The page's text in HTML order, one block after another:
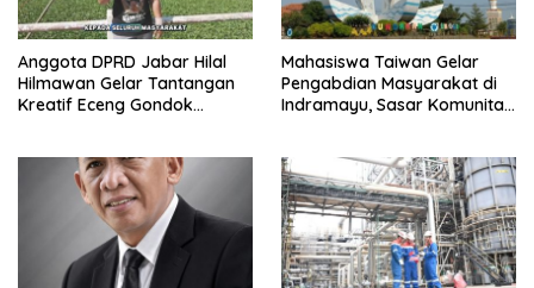
Anggota DPRD Jabar Hilal
Hilmawan Gelar Tantangan
Kreatif Eceng Gondok
Mahasiswa Taiwan Gelar
Pengabdian Masyarakat di
Indramayu, Sasar Komunitas